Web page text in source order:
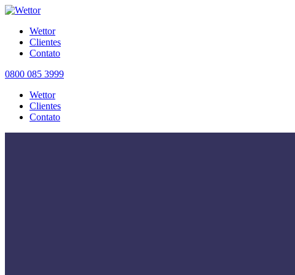
Wettor
Clientes
Contato
0800 085 3999
Wettor
Clientes
Contato